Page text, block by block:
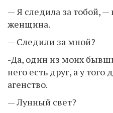
— Я следила за тобой, —
женщина.
— Следили за мной?
-Да, один из моих
него есть друг, а у того
агенство.
— Лунный свет?